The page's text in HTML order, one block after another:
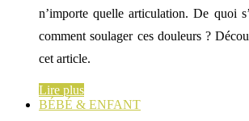
n’importe quelle articulation. De quoi
comment soulager ces douleurs ?
cet article.
Lire plus
BÉBÉ & ENFANT